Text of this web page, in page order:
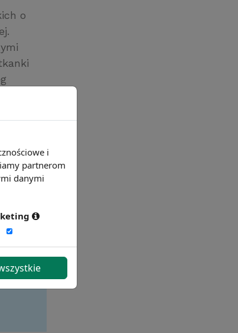
o
(11%).
i
partnerom
danymi